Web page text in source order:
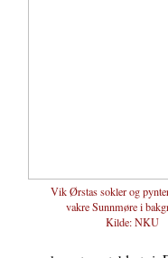
Vik Ørstas sokler og
vakre Sunnmøre i
Kilde:NKU